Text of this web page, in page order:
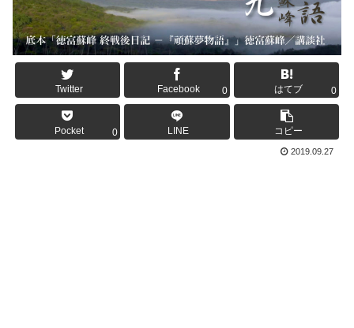
Twitter Facebook 0 はてブ 0
Pocket 0 LINE コピー
2019.09.27